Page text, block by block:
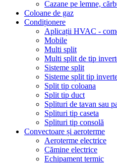
Cazane pe lemne,
Coloane de gaz
Condiționere
Aplicații HVAC -
Mobile
Multi split
Multi split de tip
Sisteme split
Sisteme split tip
Split tip coloana
Split tip duct
Splituri de tavan sau
Splituri tip caseta
Splituri tip consolă
Convectoare și aeroterme
Aeroterme electrice
Cămine electrice
Echipament termic